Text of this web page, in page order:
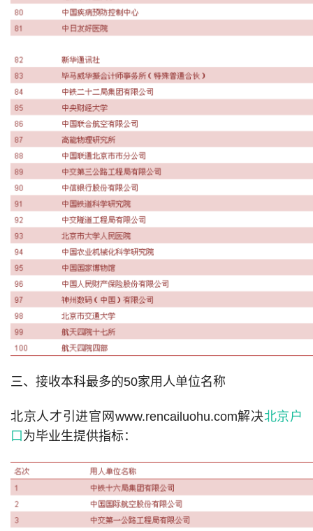
三、接收本科最多的50家用人单位名称
北京人才引进官网www.rencailuohu.com解决北京户
口 为毕业生提供指标：